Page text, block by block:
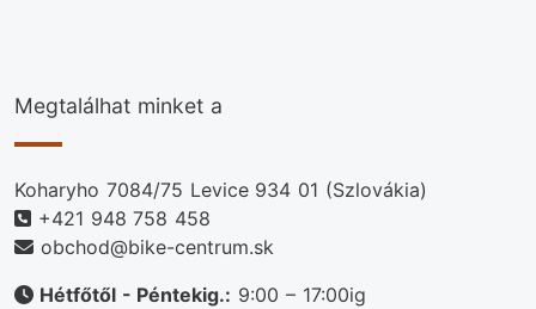
Megtalálhat minket a
Koharyho 7084/75 Levice 934 01 (Szlovákia)
+421 948 758 458
obchod@bike-centrum.sk
Hétfőtől - Péntekig.: 9:00 – 17:00ig